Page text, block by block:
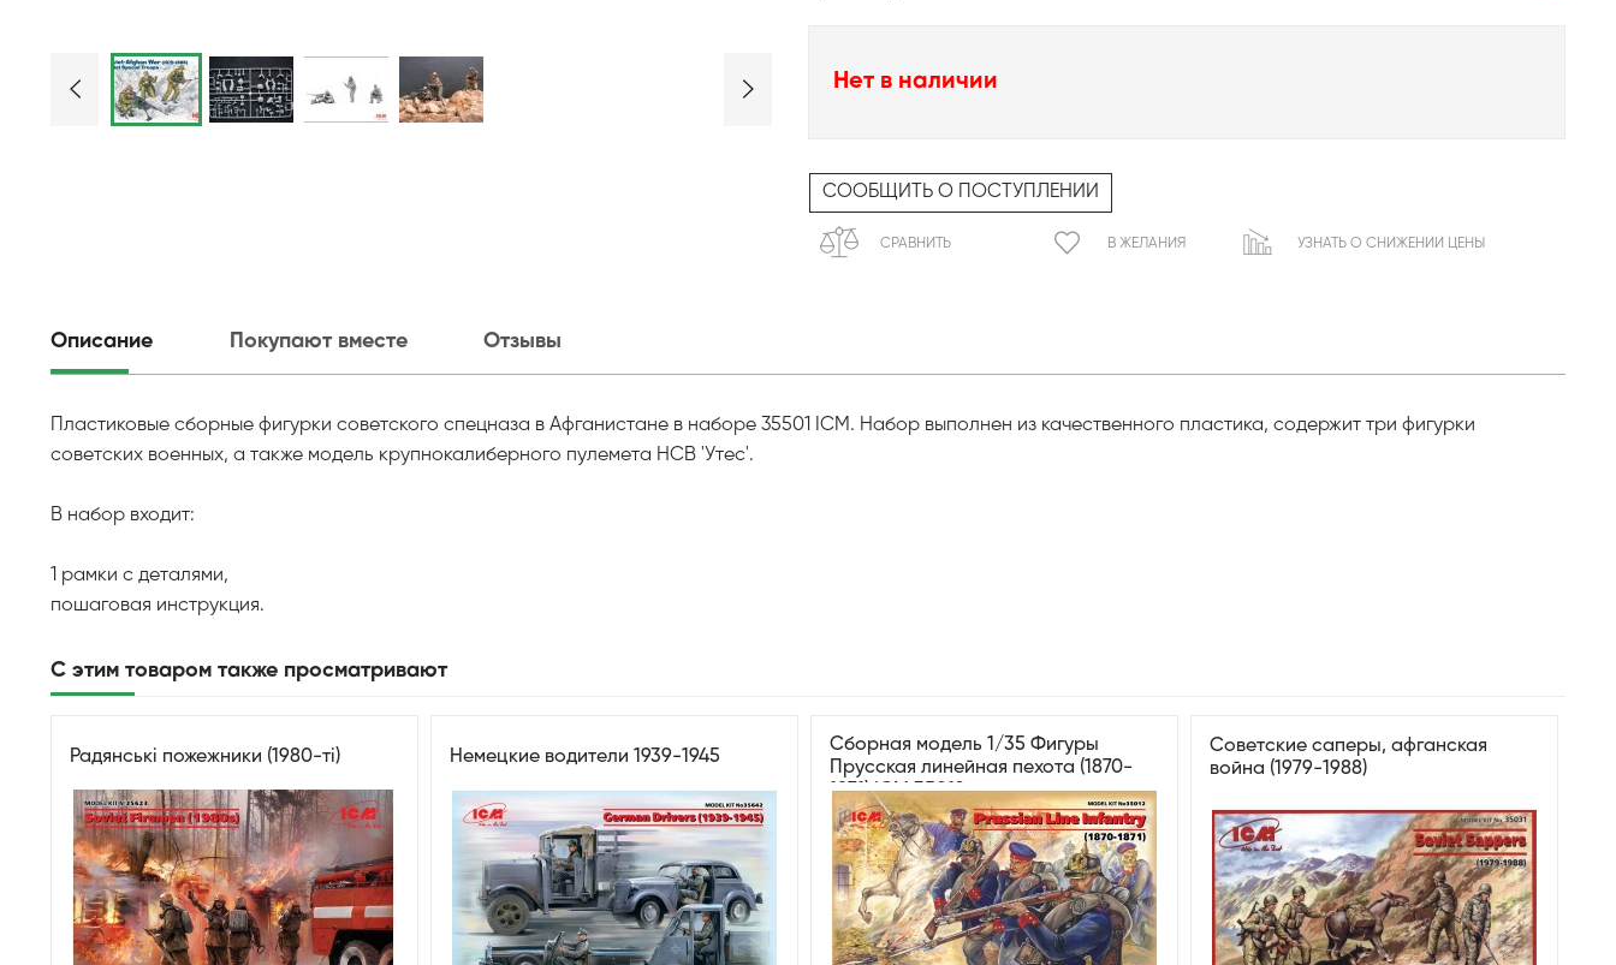
Нет в наличии
СООБЩИТЬ О ПОСТУПЛЕНИИ
СРАВНИТЬ В ЖЕЛАНИЯ УЗНАТЬ О СНИЖЕНИИ ЦЕНЫ
Описание Покупают вместе Отзывы
Пластиковые сборные фигурки советского спецназа в Афганистане в наборе 35501 ICM. Набор выполнен из качественного пластика, содержит три фигурки
советских военных, а также модель крупнокалиберного пулемета НСВ 'Утес'.
В набор входит:
1 рамки с деталями,
пошаговая инструкция.
С этим товаром также просматривают
Радянські пожежники (1980-ті) Немецкие водители 1939-1945
Сборная модель 1/35 Фигуры
Прусская линейная пехота (1870-
1871) ICM 35012
Советские саперы, афганская
война (1979-1988)